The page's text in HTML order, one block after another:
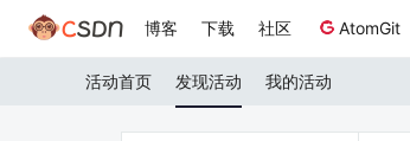
博客 下载 社区 AtomGit
活动首页 发现活动 我的活动